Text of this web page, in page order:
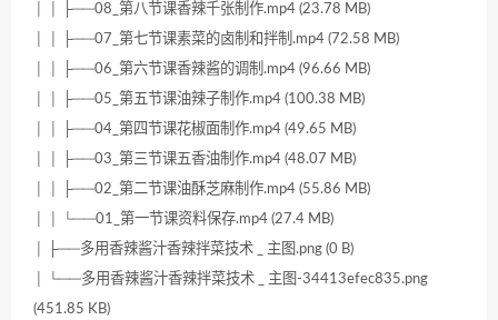
│ │ ├──08_第八节课香辣千张制作.mp4 (23.78 MB)
│ │ ├──07_第七节课素菜的卤制和拌制.mp4 (72.58 MB)
│ │ ├──06_第六节课香辣酱的调制.mp4 (96.66 MB)
│ │ ├──05_第五节课油辣子制作.mp4 (100.38 MB)
│ │ ├──04_第四节课花椒面制作.mp4 (49.65 MB)
│ │ ├──03_第三节课五香油制作.mp4 (48.07 MB)
│ │ ├──02_第二节课油酥芝麻制作.mp4 (55.86 MB)
│ │ └──01_第一节课资料保存.mp4 (27.4 MB)
│ ├──多用香辣酱汁香辣拌菜技术 _ 主图.png (0 B)
│ └──多用香辣酱汁香辣拌菜技术 _ 主图-34413efec835.png
(451.85 KB)